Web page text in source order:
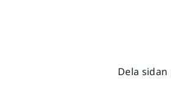
Dela sidan